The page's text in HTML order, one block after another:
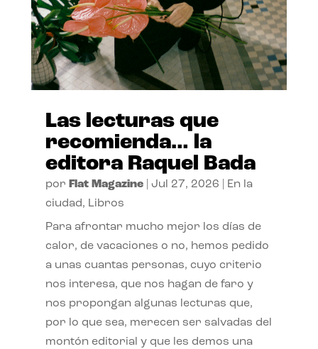
Las lecturas que
recomienda… la
editora Raquel Bada
por Flat Magazine| Jul 27, 2026
En la
ciudad, Libros
Para afrontar mucho mejor los días de
calor, de vacaciones o no, hemos pedido
a unas cuantas personas, cuyo criterio
nos interesa, que nos hagan de faro y
nos propongan algunas lecturas que,
por lo que sea, merecen ser salvadas del
montón editorial y que les demos una